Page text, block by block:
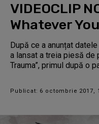
VIDEOCLIP
Whatever
După ce a anunțat
a lansat a treia piesă de
Trauma”, primul după o
Publicat: 6 octombrie 2017,